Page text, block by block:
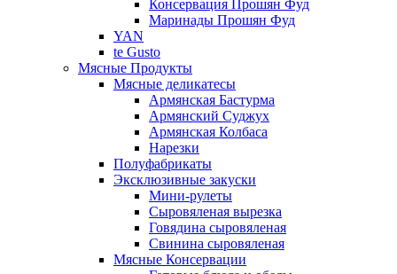
Консервация Прошян Фуд
Маринады Прошян Фуд
YAN
te Gusto
Мясные Продукты
Мясные деликатесы
Армянская Бастурма
Армянский Суджух
Армянская Колбаса
Нарезки
Полуфабрикаты
Эксклюзивные закуски
Мини-рулеты
Сыровяленая вырезка
Говядина сыровяленая
Свинина сыровяленая
Мясные Консервации